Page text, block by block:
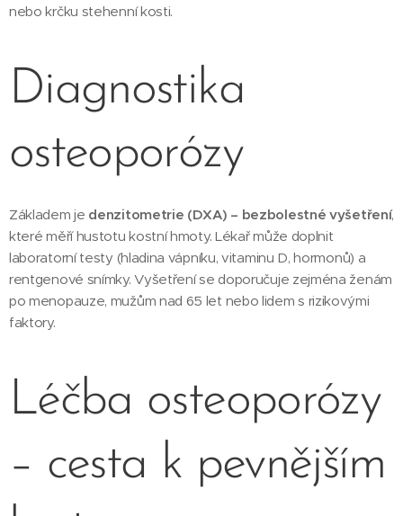
nebo krčku stehenní kosti.
Diagnostika
osteoporózy
Základem je denzitometrie (DXA) – bezbolestné vyšetření,
které měří hustotu kostní hmoty. Lékař může doplnit
laboratorní testy (hladina vápníku, vitaminu D, hormonů) a
rentgenové snímky. Vyšetření se doporučuje zejména ženám
po menopauze, mužům nad 65 let nebo lidem s rizikovými
faktory.
Léčba osteoporózy
– cesta k pevnějším